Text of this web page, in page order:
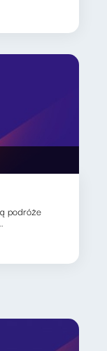
podróże